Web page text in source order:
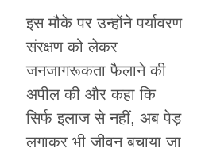
इस मौके पर उन्होंने पर्यावरण
संरक्षण को लेकर
जनजागरूकता फैलाने की
अपील की और कहा कि
सिर्फ इलाज से नहीं, अब पेड़
लगाकर भी जीवन बचाया जा